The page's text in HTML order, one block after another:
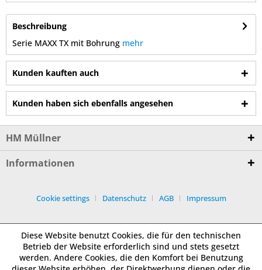
Beschreibung
Serie MAXX TX mit Bohrung mehr
Kunden kauften auch
Kunden haben sich ebenfalls angesehen
HM Müllner
Informationen
Cookie settings Datenschutz AGB Impressum
Diese Website benutzt Cookies, die für den technischen
Betrieb der Website erforderlich sind und stets gesetzt
werden. Andere Cookies, die den Komfort bei Benutzung